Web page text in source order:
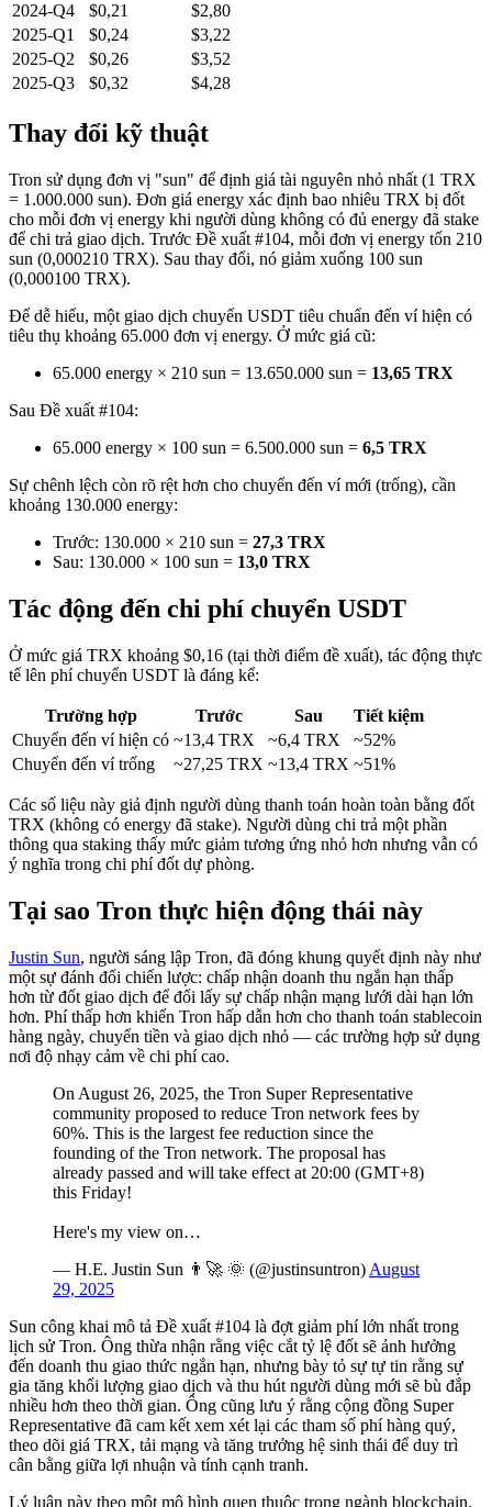
2024-Q4
$0,21
$2,80
2025-Q1
$0,24
$3,22
2025-Q2
$0,26
$3,52
2025-Q3
$0,32 $4,28
Thay đổi kỹ thuật
Tron sử dụng đơn vị "sun" để định giá tài nguyên nhỏ nhất (1 TRX
= 1.000.000 sun). Đơn giá energy xác định bao nhiêu TRX bị đốt
cho mỗi đơn vị energy khi người dùng không có đủ energy đã stake
để chi trả giao dịch. Trước Đề xuất #104, mỗi đơn vị energy tốn 210
sun (0,000210 TRX). Sau thay đổi, nó giảm xuống 100 sun
(0,000100 TRX).
Để dễ hiểu, một giao dịch chuyển USDT tiêu chuẩn đến ví hiện có
tiêu thụ khoảng 65.000 đơn vị energy. Ở mức giá cũ:
65.000 energy × 210 sun = 13.650.000 sun = 13,65 TRX
Sau Đề xuất #104:
65.000 energy × 100 sun = 6.500.000 sun = 6,5 TRX
Sự chênh lệch còn rõ rệt hơn cho chuyển đến ví mới (trống), cần
khoảng 130.000 energy:
Trước: 130.000 × 210 sun = 27,3 TRX
Sau: 130.000 × 100 sun = 13,0 TRX
Tác động đến chi phí chuyển USDT
Ở mức giá TRX khoảng $0,16 (tại thời điểm đề xuất), tác động thực
tế lên phí chuyển USDT là đáng kể:
Trường hợp Trước Sau
Tiết kiệm
Chuyển đến ví hiện có ~13,4 TRX ~6,4 TRX
~52%
Chuyển đến ví trống
~27,25 TRX ~13,4 TRX ~51%
Các số liệu này giả định người dùng thanh toán hoàn toàn bằng đốt
TRX (không có energy đã stake). Người dùng chi trả một phần
thông qua staking thấy mức giảm tương ứng nhỏ hơn nhưng vẫn có
ý nghĩa trong chi phí đốt dự phòng.
Tại sao Tron thực hiện động thái này
Justin Sun, người sáng lập Tron, đã đóng khung quyết định này như
một sự đánh đổi chiến lược: chấp nhận doanh thu ngắn hạn thấp
hơn từ đốt giao dịch để đổi lấy sự chấp nhận mạng lưới dài hạn lớn
hơn. Phí thấp hơn khiến Tron hấp dẫn hơn cho thanh toán stablecoin
hàng ngày, chuyển tiền và giao dịch nhỏ — các trường hợp sử dụng
nơi độ nhạy cảm về chi phí cao.
On August 26, 2025, the Tron Super Representative
community proposed to reduce Tron network fees by
60%. This is the largest fee reduction since the
founding of the Tron network. The proposal has
already passed and will take effect at 20:00 (GMT+8)
this Friday!
Here's my view on…
— H.E. Justin Sun 👨‍🚀 🌞 (@justinsuntron) August
29, 2025
Sun công khai mô tả Đề xuất #104 là đợt giảm phí lớn nhất trong
lịch sử Tron. Ông thừa nhận rằng việc cắt tỷ lệ đốt sẽ ảnh hưởng
đến doanh thu giao thức ngắn hạn, nhưng bày tỏ sự tự tin rằng sự
gia tăng khối lượng giao dịch và thu hút người dùng mới sẽ bù đắp
nhiều hơn theo thời gian. Ông cũng lưu ý rằng cộng đồng Super
Representative đã cam kết xem xét lại các tham số phí hàng quý,
theo dõi giá TRX, tải mạng và tăng trưởng hệ sinh thái để duy trì
cân bằng giữa lợi nhuận và tính cạnh tranh.
Lý luận này theo một mô hình quen thuộc trong ngành blockchain.